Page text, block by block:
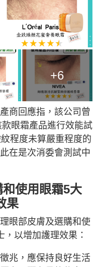
+6
商回應指，該公司曾
眼霜產品進行效能試
程度未算嚴重程度的
在是次消委會測試中
使用眼霜5大
果
眼部皮膚及選購和使
以增加護理效果：
兆，應保持良好生活